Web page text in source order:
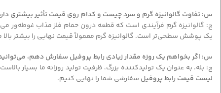
س: تفاوت گالوانیزه گرم و سرد چیست و کدام روی قیمت تأثیر بیشتری
ج: گالوانیزه گرم فرآیندی است که قطعه درون حمام فلز مذاب غوطه‌ور
یک پوشش سطحی‌تر است. گالوانیزه گرم معمولاً قیمت نهایی را بیشتر
س: اگر بخواهم یک روزه مقدار زیادی رابط پروفیل سفارش دهم،
ج: بله. به عنوان یک تولیدکننده بزرگ، ظرفیت تولید روزانه ما بسیار
لیست قیمت رابط پروفیل سفارشی شما را نهایی کنیم.